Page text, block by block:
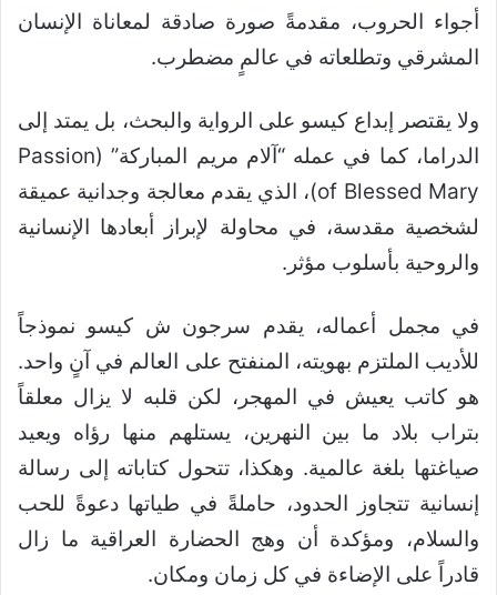
أجواء الحروب، مقدمةً صورة صادقة لمعاناة الإنسان
المشرقي وتطلعاته في عالمٍ مضطرب.
ولا يقتصر إبداع كيسو على الرواية والبحث، بل يمتد إلى
الدراما، كما في عمله “آلام مريم المباركة” (Passion
of Blessed Mary)، الذي يقدم معالجة وجدانية عميقة
لشخصية مقدسة، في محاولة لإبراز أبعادها الإنسانية
والروحية بأسلوب مؤثر.
في مجمل أعماله، يقدم سرجون ش كيسو نموذجاً
للأديب الملتزم بهويته، المنفتح على العالم في آنٍ واحد.
هو كاتب يعيش في المهجر، لكن قلبه لا يزال معلقاً
بتراب بلاد ما بين النهرين، يستلهم منها رؤاه ويعيد
صياغتها بلغة عالمية. وهكذا، تتحول كتاباته إلى رسالة
إنسانية تتجاوز الحدود، حاملةً في طياتها دعوةً للحب
والسلام، ومؤكدة أن وهج الحضارة العراقية ما زال
قادراً على الإضاءة في كل زمان ومكان.